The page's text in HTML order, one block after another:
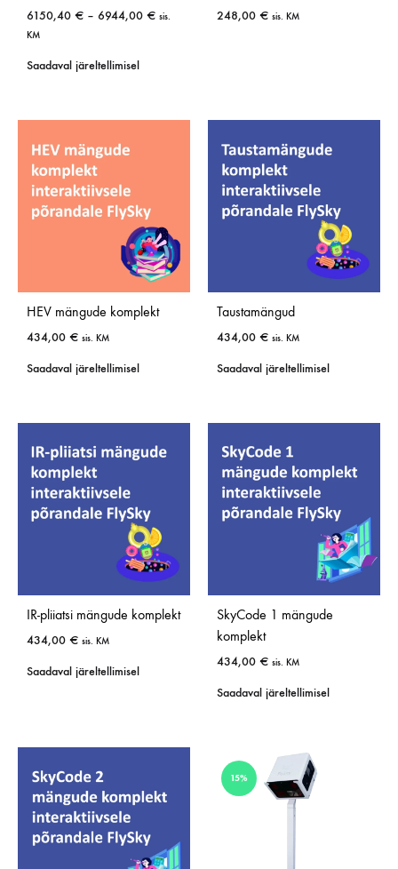
6150,40 € – 6944,00 € sis.
KM
Saadaval järeltellimisel
248,00 € sis. KM
HEV mängude komplekt
434,00 € sis. KM
Saadaval järeltellimisel
Taustamängud
434,00 € sis. KM
Saadaval järeltellimisel
IR-pliiatsi mängude komplekt
434,00 € sis. KM
Saadaval järeltellimisel
SkyCode 1 mängude
komplekt
434,00 € sis. KM
Saadaval järeltellimisel
15%